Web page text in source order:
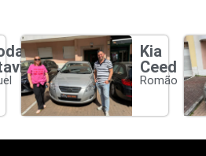
Kia
Ceed
Romão